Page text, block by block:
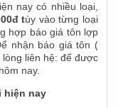
nay có nhiều loại,
tùy vào từng loại
hợp báo giá tôn lợp
nhận báo giá tôn (
liên hệ: để được
nay.
hiện nay